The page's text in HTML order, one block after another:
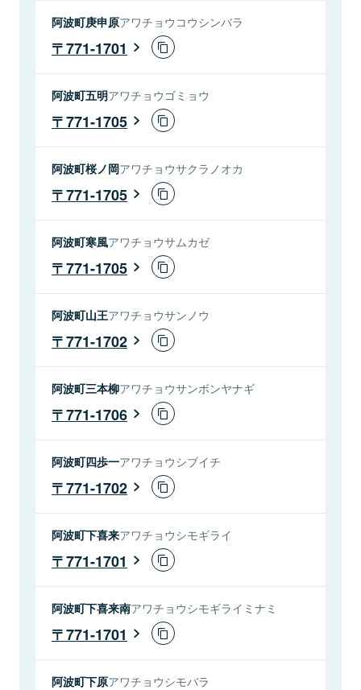
阿波町庚申原アワチョウコウシンバラ
771-1701
阿波町五明アワチョウゴミョウ
771-1705
阿波町桜ノ岡アワチョウサクラノオカ
771-1705
阿波町寒風アワチョウサムカゼ
771-1705
阿波町山王アワチョウサンノウ
771-1702
阿波町三本柳アワチョウサンボンヤナギ
771-1706
阿波町四歩一アワチョウシブイチ
771-1702
阿波町下喜来アワチョウシモギライ
771-1701
阿波町下喜来南アワチョウシモギライミナミ
771-1701
阿波町下原アワチョウシモバラ